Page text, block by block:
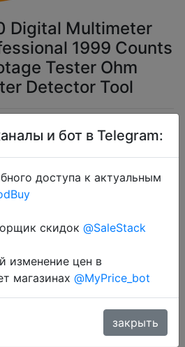
Digital Multimeter
1999 Counts
Tester Ohm
Detector Tool
Coins
в магазин
Coins у додатку через розділ
и бот в Telegram:
доступа к актуальным
скидок @SaleStack
изменение цен в
магазинах @MyPrice_bot
закрыть